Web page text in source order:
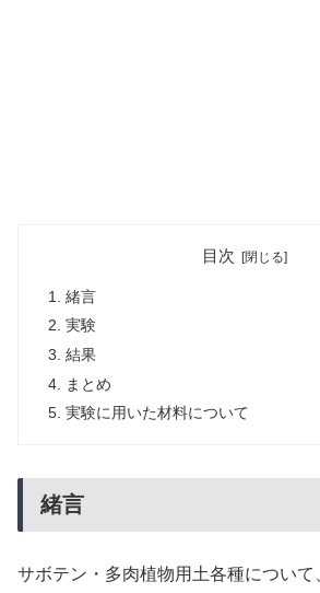
目次
緒言
実験
結果
まとめ
実験に用いた材料について
緒言
サボテン・多肉植物用土各種について